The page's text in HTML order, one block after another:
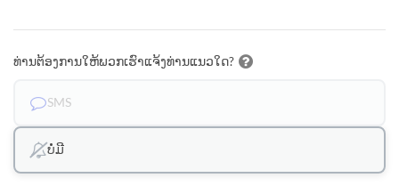
ທ່ານຕ້ອງການໃຫ້ພວກເຮົາແຈ້ງທ່ານແນວໃດ?
SMS
ບໍ່ມີ